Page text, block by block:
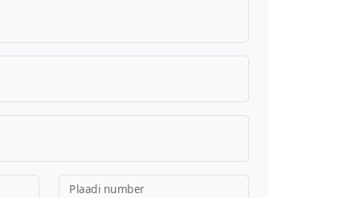
Plaadi number